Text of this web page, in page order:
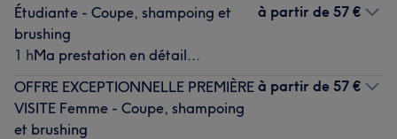
Étudiante - Coupe, shampoing et
brushing
1 hMa prestation en détail...
à partir de 57 €
OFFRE EXCEPTIONNELLE PREMIÈRE
VISITE Femme - Coupe, shampoing
et brushing
à partir de 57 €